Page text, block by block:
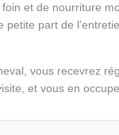
et de nourriture
part de
vous recevrez
et vous en